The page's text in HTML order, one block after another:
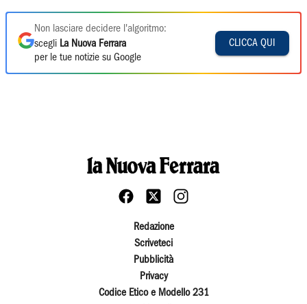
Non lasciare decidere l'algoritmo:
scegli La Nuova Ferrara
per le tue notizie su Google
CLICCA QUI
Redazione
Scriveteci
Pubblicità
Privacy
Codice Etico e Modello 231